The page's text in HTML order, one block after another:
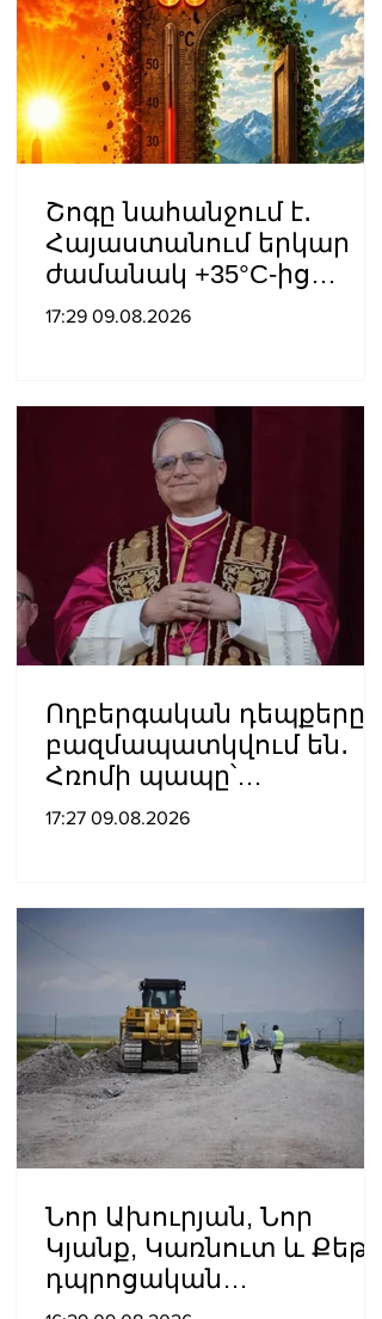
Շոգը նահանջում է․
Հայաստանում երկար
ժամանակ +35°C-ից
բարձր ջերմաստիճան
17:29 09.08.2026
Ողբերգական դեպքերը
բազմապատկվում են․
Հռոմի պապը՝
Ուկրաինայի
17:27 09.08.2026
Նոր Ախուրյան, Նոր
Կյանք, Կառնուտ և Քեթի․
դպրոցական
ճանապարհների համար՝